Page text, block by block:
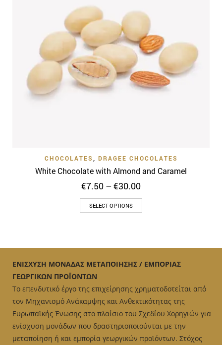
CHOCOLATES DRAGEE CHOCOLATES
White Chocolate with Almond and Caramel
€7.50 –€30.00Price
through
SELECT OPTIONS
product
variants.
The
may
be
chosen
on
the
ΕΝΙΣΧΥΣΗ ΜΟΝΑΔΑΣ ΜΕΤΑΠΟΙΗΣΗΣ / ΕΜΠΟΡΙΑΣ
ΓΕΩΡΓΙΚΩΝ ΠΡΟΪΟΝΤΩΝ
Το επενδυτικό έργο της επιχείρησης χρηματοδοτείται από
τον Μηχανισμό Ανάκαμψης και Ανθεκτικότητας της
Ευρωπαϊκής Ένωσης στο πλαίσιο του Σχεδίου Χορηγιών για
ενίσχυση μονάδων που δραστηριοποιούνται με την
μεταποίηση ή και εμπορία γεωργικών προϊόντων. Στόχος